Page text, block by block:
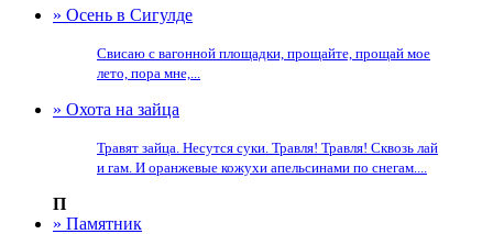
» Осень в Сигулде
Свисаю с вагонной площадки, прощайте, прощай мое
лето, пора мне,...
» Охота на зайца
Травят зайца. Несутся суки. Травля! Травля! Сквозь лай
и гам. И оранжевые кожухи апельсинами по снегам....
П
» Памятник